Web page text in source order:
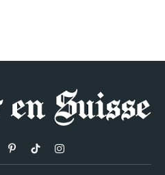
PinterestTikTokInstagram